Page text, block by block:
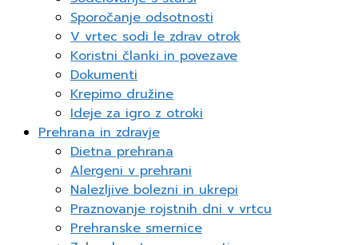
Sporočanje odsotnosti
V vrtec sodi le zdrav otrok
Koristni članki in povezave
Dokumenti
Krepimo družine
Ideje za igro z otroki
Prehrana in zdravje
Dietna prehrana
Alergeni v prehrani
Nalezljive bolezni in ukrepi
Praznovanje rojstnih dni v vrtcu
Prehranske smernice